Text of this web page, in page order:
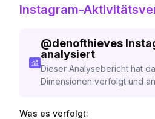
Instagram-
@denofthieves
analysiert
Dieser Analysebericht hat
Dimensionen verfolgt und
Was es verfolgt: